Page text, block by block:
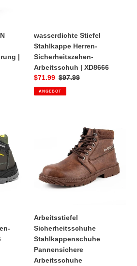
|
wasserdichte Stiefel
Stahlkappe Herren-
Sicherheitszehen-
Arbeitsschuh | XD8666
Sonderpreis
$71.99 Normaler
Preis
$97.99
ANGEBOT
Sicherheitsschuhe
Stahlkappenschuhe
Pannensichere
Arbeitsschuhe
Arbeitsschuhe
modische
Arbeitsstiefel
Sicherheitsschuhe
Stahlkappenschuhe
Pannensichere
Arbeitsschuhe